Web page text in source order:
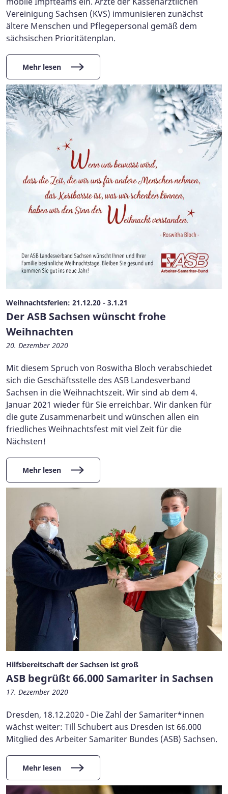
Vereinigung Sachsen (KVS) immunisieren zunächst
ältere Menschen und Pflegepersonal gemäß dem
sächsischen Prioritätenplan.
Mehr lesen
Weihnachtsferien: 21.12.20 - 3.1.21
Der ASB Sachsen wünscht frohe
Weihnachten
20. Dezember 2020
Mit diesem Spruch von Roswitha Bloch verabschiedet
sich die Geschäftsstelle des ASB Landesverband
Sachsen in die Weihnachtszeit. Wir sind ab dem 4.
Januar 2021 wieder für Sie erreichbar. Wir danken für
die gute Zusammenarbeit und wünschen allen ein
friedliches Weihnachtsfest mit viel Zeit für die
Nächsten!
Mehr lesen
Hilfsbereitschaft der Sachsen ist groß
ASB begrüßt 66.000 Samariter in Sachsen
17. Dezember 2020
Dresden, 18.12.2020 - Die Zahl der Samariter*innen
wächst weiter: Till Schubert aus Dresden ist 66.000
Mitglied des Arbeiter Samariter Bundes (ASB) Sachsen.
Mehr lesen